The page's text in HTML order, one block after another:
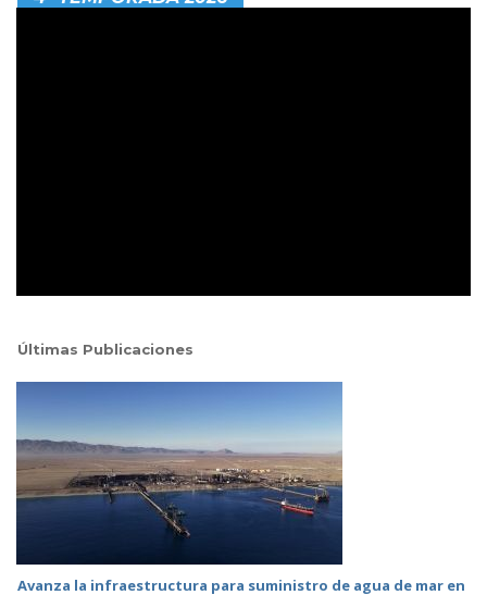
Últimas Publicaciones
Avanza la infraestructura para suministro de agua de mar en